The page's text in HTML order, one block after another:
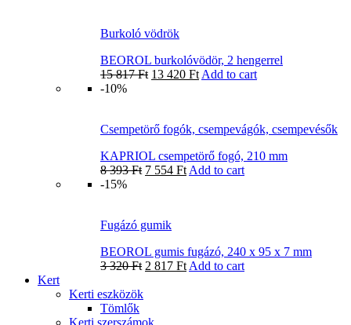
Burkoló vödrök
BEOROL burkolóvödör, 2 hengerrel
15 817Ft 13 420 Ft Add to cart
-10%
Csempetörő fogók, csempevágók, csempevésők
KAPRIOL csempetörő fogó, 210 mm
8 393Ft 7 554 Ft Add to cart
-15%
Fugázó gumik
BEOROL gumis fugázó, 240 x 95 x 7 mm
3 320Ft 2 817 Ft Add to cart
Kert
Kerti eszközök
Tömlők
Kerti szerszámok